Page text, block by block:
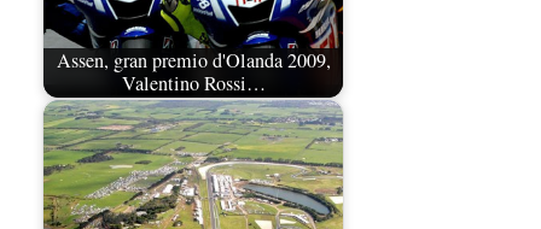
Assen, gran premio d'Olanda 2009,
Valentino Rossi…